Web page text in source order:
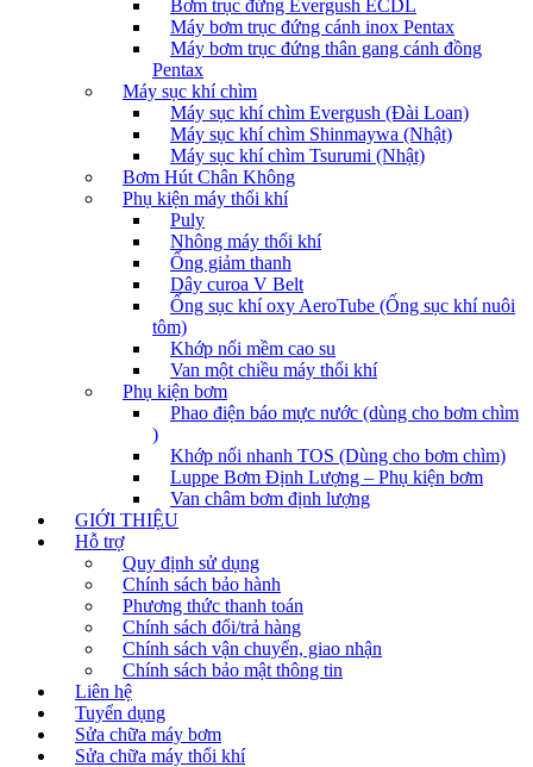
Bơm trục đứng Evergush ECDL
Máy bơm trục đứng cánh inox Pentax
Máy bơm trục đứng thân gang cánh đồng
Pentax
Máy sục khí chìm
Máy sục khí chìm Evergush (Đài Loan)
Máy sục khí chìm Shinmaywa (Nhật)
Máy sục khí chìm Tsurumi (Nhật)
Bơm Hút Chân Không
Phụ kiện máy thổi khí
Puly
Nhông máy thổi khí
Ống giảm thanh
Dây curoa V Belt
Ống sục khí oxy AeroTube (Ống sục khí nuôi
tôm)
Khớp nối mềm cao su
Van một chiều máy thổi khí
Phụ kiện bơm
Phao điện báo mực nước (dùng cho bơm chìm
)
Khớp nối nhanh TOS (Dùng cho bơm chìm)
Luppe Bơm Định Lượng – Phụ kiện bơm
Van châm bơm định lượng
GIỚI THIỆU
Hỗ trợ
Quy định sử dụng
Chính sách bảo hành
Phương thức thanh toán
Chính sách đổi/trả hàng
Chính sách vận chuyển, giao nhận
Chính sách bảo mật thông tin
Liên hệ
Tuyển dụng
Sửa chữa máy bơm
Sửa chữa máy thổi khí